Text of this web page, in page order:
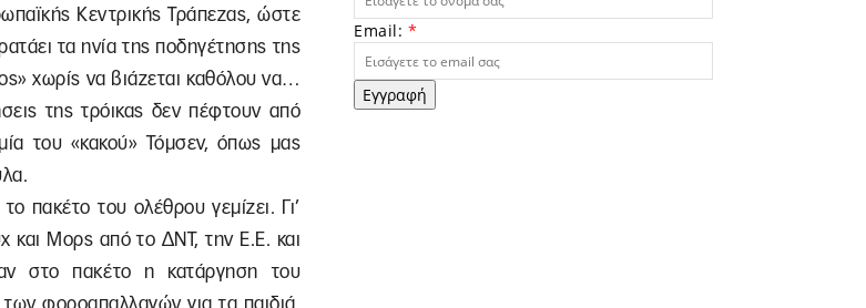
Κεντρικής Τράπεζας, ώστε
τα ηνία της ποδηγέτησης της
χωρίς να βιάζεται καθόλου να…
της τρόικας δεν πέφτουν από
του «κακού» Τόμσεν, όπως μας
πακέτο του ολέθρου γεμίζει. Γι’
και Μορς από το ΔΝΤ, την Ε.Ε. και
στο πακέτο η κατάργηση του
φοροαπαλλαγών για τα παιδιά,
Email: *
Εγγραφή